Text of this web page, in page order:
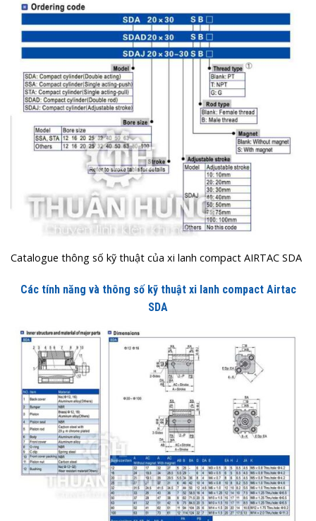
Catalogue thông số kỹ thuật của xi lanh compact AIRTAC SDA
Các tính năng và thông số kỹ thuật xi lanh compact Airtac
SDA